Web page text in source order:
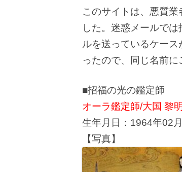
このサイトは、悪質
した。迷惑メールで
ルを送っているケー
ったので、同じ名前に
■招福の光の鑑定師
オーラ鑑定師/大国 黎
生年月日：1964年02
【写真】